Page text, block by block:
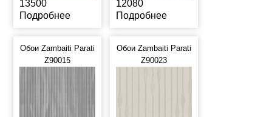
13500
Подробнее
12080
Подробнее
Обои Zambaiti Parati
Z90015
Обои Zambaiti Parati
Z90023